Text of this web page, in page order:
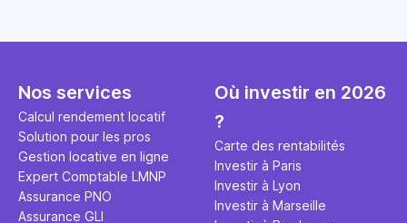
principales villes de France et
Horiz.io en
Nos services
Calcul rendement locatif
Solution pour les pros
Gestion locative en ligne
Expert Comptable LMNP
Assurance PNO
Assurance GLI
Où investir en 2026
?
Carte des rentabilités
Investir à Paris
Investir à Lyon
Investir à Marseille